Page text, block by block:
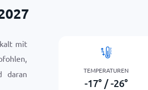
mit
daran
TEMPERATUREN
-17° /-26°